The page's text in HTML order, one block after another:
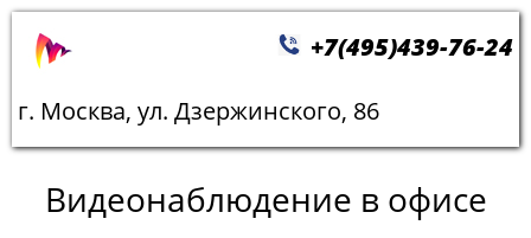
+7(495)439-76-24
г. Москва, ул. Дзержинского, 86
Видеонаблюдение в офисе